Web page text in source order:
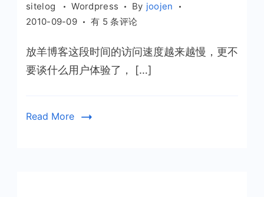
sitelog Wordpress By joojen
2010-09-09
寻
博
客
器
有 5 条评论
放羊博客这段时间的访问速度越来越慢，更不
要谈什么用户体验了， […]
Read More